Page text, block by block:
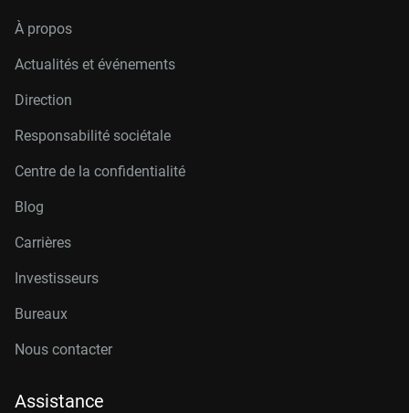
À propos
Actualités et événements
Direction
Responsabilité sociétale
Centre de la confidentialité
Blog
Carrières
Investisseurs
Bureaux
Nous contacter
Assistance